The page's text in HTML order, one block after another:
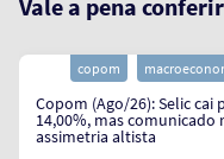
Vale a pena conferir
copom
Copom (Ago/26): Selic cai
14,00%, mas comunicado
assimetria altista